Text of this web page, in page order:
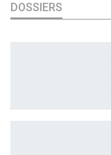
DOSSIERS